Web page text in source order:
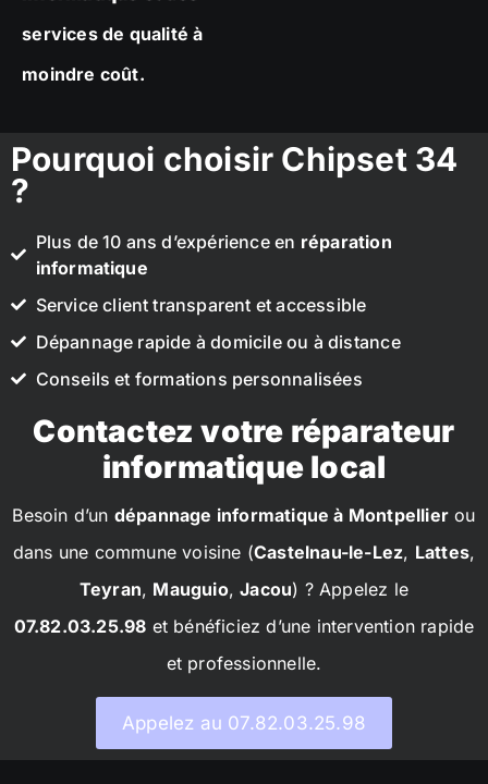
services de qualité à
moindre coût.
Pourquoi choisir Chipset 34
?
Plus de 10 ans d’expérience en réparation
informatique
Service client transparent et accessible
Dépannage rapide à domicile ou à distance
Conseils et formations personnalisées
Contactez votre réparateur
informatique local
Besoin d’un dépannage informatique à Montpellier ou
dans une commune voisine (Castelnau-le-Lez, Lattes,
Teyran, Mauguio,Jacou) ? Appelez le
07.82.03.25.98 et bénéficiez d’une intervention rapide
et professionnelle.
Appelez au 07.82.03.25.98